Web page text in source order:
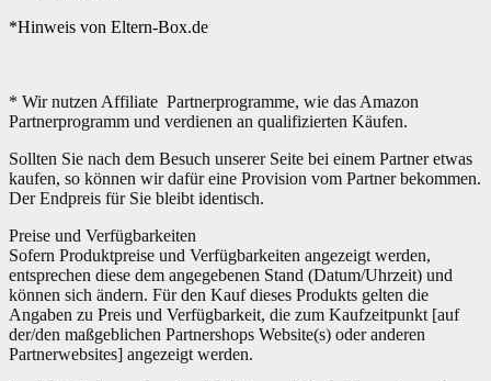
*Hinweis von Eltern-Box.de
* Wir nutzen Affiliate Partnerprogramme, wie das Amazon
Partnerprogramm und verdienen an qualifizierten Käufen.
Sollten Sie nach dem Besuch unserer Seite bei einem Partner etwas
kaufen, so können wir dafür eine Provision vom Partner bekommen.
Der Endpreis für Sie bleibt identisch.
Preise und Verfügbarkeiten
Sofern Produktpreise und Verfügbarkeiten angezeigt werden,
entsprechen diese dem angegebenen Stand (Datum/Uhrzeit) und
können sich ändern. Für den Kauf dieses Produkts gelten die
Angaben zu Preis und Verfügbarkeit, die zum Kaufzeitpunkt [auf
der/den maßgeblichen Partnershops Website(s) oder anderen
Partnerwebsites] angezeigt werden.